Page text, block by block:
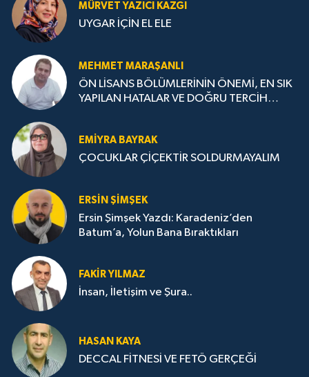
MÜRVET YAZICI KAZGI
UYGAR İÇİN EL ELE
MEHMET MARAŞANLI
ÖN LİSANS BÖLÜMLERİNİN ÖNEMİ, EN SIK
YAPILAN HATALAR VE DOĞRU TERCİH
EMIYRA BAYRAK
ÇOCUKLAR ÇİÇEKTİR SOLDURMAYALIM
ERSIN ŞIMŞEK
Ersin Şimşek Yazdı: Karadeniz’den
Batum’a, Yolun Bana Bıraktıkları
FAKIR YILMAZ
İnsan, İletişim ve Şura..
HASAN KAYA
DECCAL FİTNESİ VE FETÖ GERÇEĞİ